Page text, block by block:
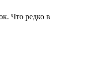
Что редко в